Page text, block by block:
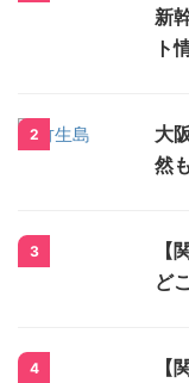
新
ト
2
大
然
3
【
ど
4
【